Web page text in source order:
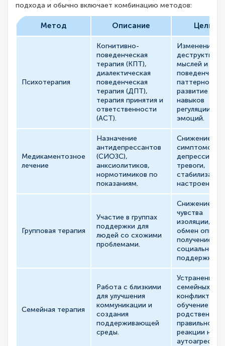
подхода и обычно включает комбинацию методов:
Метод Описание Цель
Психотерапия
Когнитивно-
поведенческая
терапия (КПТ),
диалектическая
поведенческая
терапия (ДПТ),
терапия принятия и
ответственности
(ACT).
Изменение
мыслей и
паттернов,
развитие
навыков
регуляции
эмоций.
Медикаментозное
лечение
Назначение
антидепрессантов
(СИОЗС),
анксиолитиков,
нормотимиков по
показаниям.
Снижение
симптомов
депрессии,
тревоги,
стабилизация
настроения.
Групповая терапия
Участие в группах
поддержки для
людей со схожими
проблемами.
Снижение
чувства
изоляции,
обмен
получение
социальной
поддержки.
Семейная терапия
Работа с близкими
для улучшения
коммуникации и
создания
поддерживающей
среды.
Устранение
семейных
конфликтов,
обучение
правильной
реакции на